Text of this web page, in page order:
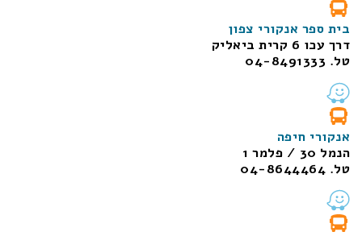
בית ספר אנקורי צפון
דרך עכו 6 קרית ביאליק
טל. 04-8491333
אנקורי חיפה
הנמל 30 / פלמר 1
טל. 04-8644464